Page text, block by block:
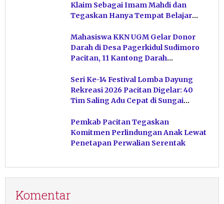
Klaim Sebagai Imam Mahdi dan
Tegaskan Hanya Tempat Belajar
Mahasiswa KKN UGM Gelar Donor
Darah di Desa Pagerkidul Sudimoro
Pacitan, 11 Kantong Darah
Seri Ke-14 Festival Lomba Dayung
Rekreasi 2026 Pacitan Digelar: 40
Tim Saling Adu Cepat di Sungai
Pemkab Pacitan Tegaskan
Komitmen Perlindungan Anak Lewat
Penetapan Perwalian Serentak
Komentar